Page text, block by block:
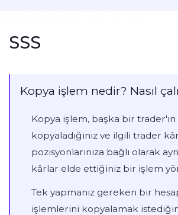
SSS
Kopya işlem nedir? Nasıl
Kopya işlem, başka bir
kopyaladığınız ve ilgili trader
pozisyonlarınıza bağlı olarak
kârlar elde ettiğiniz bir işlem
Tek yapmanız gereken bir
işlemlerini kopyalamak